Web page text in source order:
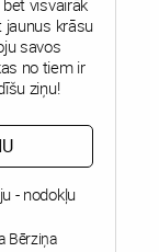
visvairāk
jaunus krāsu
savos
no tiem ir
ziņu!
- nodokļu
Bērziņa